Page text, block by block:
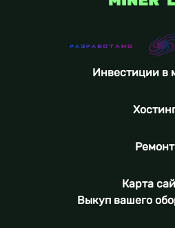
Инвестиции в
Ремонт
Карта
Выкуп вашего